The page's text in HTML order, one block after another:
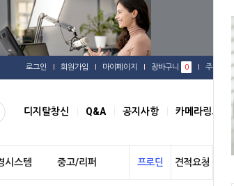
로그인 회원가입 마이페이지 장바구니 0 주문배송
디지탈창신 Q&A 공지사항 카메라링크
시스템 중고/리퍼 프로딘 견적요청